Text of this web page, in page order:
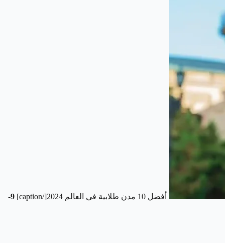
أفضل 10 مدن طلابية في العالم 2024[/caption] 9-